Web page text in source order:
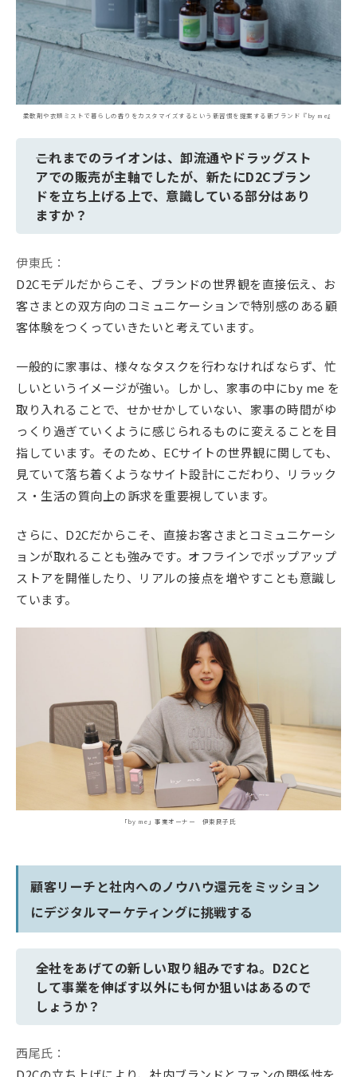
柔軟剤や衣類ミストで暮らしの香りをカスタマイズするという新習慣を提案する新ブランド『by me』
――これまでのライオンは、卸流通やドラッグスト
アでの販売が主軸でしたが、新たにD2Cブラン
ドを立ち上げる上で、意識している部分はあり
ますか？
伊東氏：
D2Cモデルだからこそ、ブランドの世界観を直接伝え、お
客さまとの双方向のコミュニケーションで特別感のある顧
客体験をつくっていきたいと考えています。
一般的に家事は、様々なタスクを行わなければならず、忙
しいというイメージが強い。しかし、家事の中にby me を
取り入れることで、せかせかしていない、家事の時間がゆ
っくり過ぎていくように感じられるものに変えることを目
指しています。そのため、ECサイトの世界観に関しても、
見ていて落ち着くようなサイト設計にこだわり、リラック
ス・生活の質向上の訴求を重要視しています。
さらに、D2Cだからこそ、直接お客さまとコミュニケーシ
ョンが取れることも強みです。オフラインでポップアップ
ストアを開催したり、リアルの接点を増やすことも意識し
ています。
「by me」事業オーナー 伊東良子氏
顧客リーチと社内へのノウハウ還元をミッション
にデジタルマーケティングに挑戦する
――全社をあげての新しい取り組みですね。D2Cと
して事業を伸ばす以外にも何か狙いはあるので
しょうか？
西尾氏：